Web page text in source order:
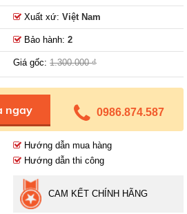
Xuất xứ:Việt Nam
Bảo hành:2
Giá gốc:1.300.000 ₫
Mua ngay 0986.874.587
Hướng dẫn mua hàng
Hướng dẫn thi công
CAM KẾT CHÍNH HÃNG